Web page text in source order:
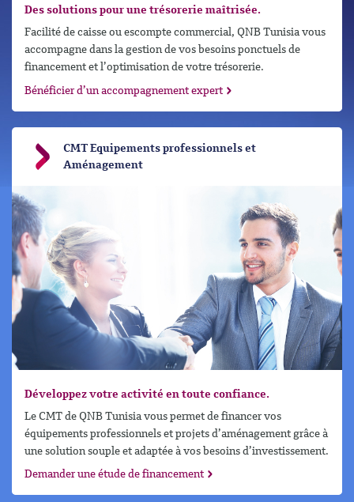
Des solutions pour une trésorerie maîtrisée.
Facilité de caisse ou escompte commercial, QNB Tunisia vous
accompagne dans la gestion de vos besoins ponctuels de
financement et l’optimisation de votre trésorerie.
Bénéficier d’un accompagnement expert
CMT Equipements professionnels et
Aménagement
Développez votre activité en toute confiance.
Le CMT de QNB Tunisia vous permet de financer vos
équipements professionnels et projets d’aménagement grâce à
une solution souple et adaptée à vos besoins d’investissement.
Demander une étude de financement